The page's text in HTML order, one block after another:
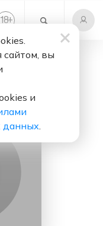
18+
сайтом, вы
и
данных.